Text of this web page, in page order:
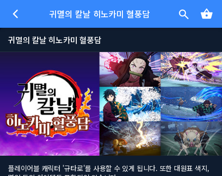
귀멸의 칼날 히노카미 혈풍담
귀멸의 칼날 히노카미 혈풍담
플레이어블 캐릭터 '규타로'를 사용할 수 있게 됩니다. 또한 대원표 색지,